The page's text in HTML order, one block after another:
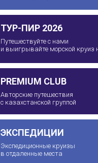
ТУР-ПИР 2026
Путешествуйте с нами
и выигрывайте морской круиз
PREMIUM CLUB
Авторские путешествия
с казахстанской группой
ЭКСПЕДИЦИИ
Экспедиционные круизы
в отдаленные места